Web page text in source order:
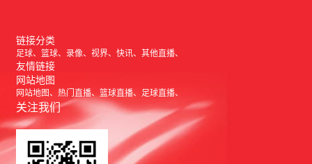
链接分类
足球 篮球 录像 视界 快讯 其他直播
友情链接
网站地图
网站地图 热门直播 篮球直播 足球直播
关注我们